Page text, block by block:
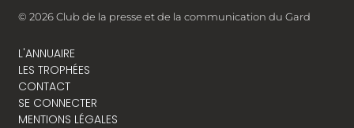
© 2026 Club de la presse et de la communication du Gard
L'ANNUAIRE
LES TROPHÉES
CONTACT
SE CONNECTER
MENTIONS LÉGALES